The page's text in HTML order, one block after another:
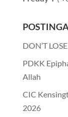
DON’T
PDKK
Allah
CIC
2026